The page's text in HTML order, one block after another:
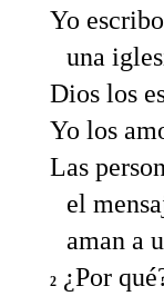
Yo
una
Dios los
Yo los
Las
el
aman a
2 ¿Por